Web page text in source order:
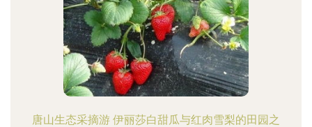
唐山生态采摘游 伊丽莎白甜瓜与红肉雪梨的田园之